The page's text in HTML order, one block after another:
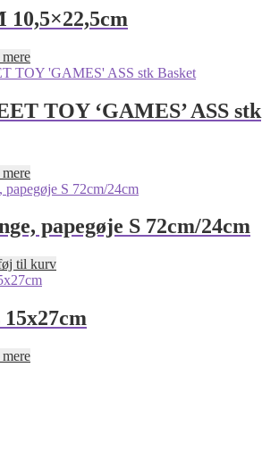
10,5×22,5cm
TOY ‘GAMES’ ASS stk
papegøje S 72cm/24cm
til kurv